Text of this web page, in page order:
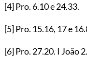
[4]Pro. 6.10e24.33.
[5]Pro. 15.16, 17e
[6]Pro. 27.20. I João